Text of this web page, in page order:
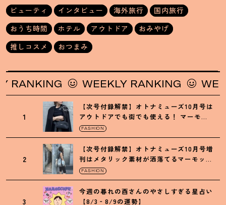
ビューティ
インタビュー 海外旅行
国内旅行
おうち時間
ホテル アウトドア
おみやげ
推しコスメ
おつまみ
WEEKLY RANKING
1
【次号付録解禁】オトナミューズ10月号は
アウトドアでも街でも使える ！ マーモッ
トの黒ショルダー
FASHION
2
【次号付録解禁】オトナミューズ10月号増
刊はメタリック素材が洒落てるマーモット
の保冷バッグ
FASHION
3
今週の暮れの酉さんのやさしすぎる星占い
【8/3‐8/9の運勢】